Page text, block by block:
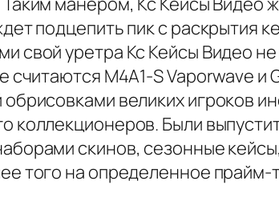
подцепить пик с раскрытия
свой уретра Кс Кейсы Видео
считаются M4A1-S Vaporwave
великих игроков
коллекционеров. Были
скинов, сезонные
того на определенное прайм-